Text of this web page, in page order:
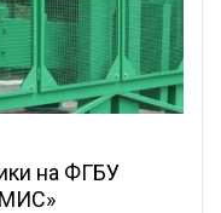
на ФГБУ
МИС»